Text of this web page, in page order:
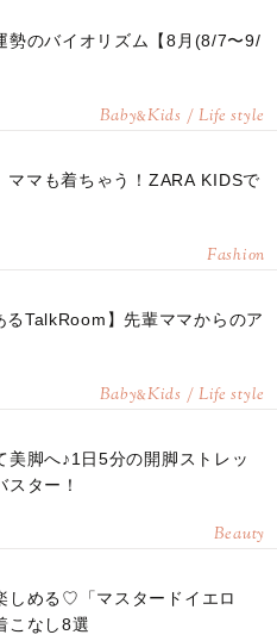
勢のバイオリズム【8月(8/7〜9/
Baby&Kids / Life style
ママも着ちゃう！ZARA KIDSで
Fashion
るTalkRoom】先輩ママからのア
Baby&Kids / Life style
美脚へ♪1日5分の開脚ストレッ
スター！
Beauty
しめる♡「マスタードイエロ
こなし8選